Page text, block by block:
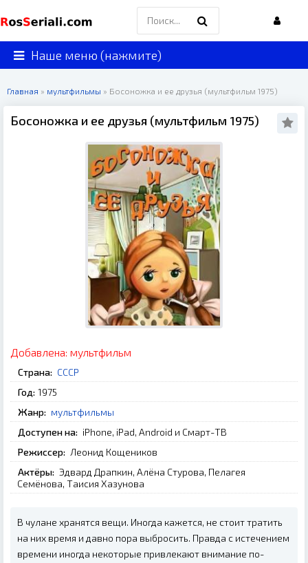
Наше меню (нажмите)
Главная » мультфильмы » Босоножка и ее друзья (мультфильм 1975)
Босоножка и ее друзья (мультфильм 1975)
Добавлена: мультфильм
Страна: СССР
Год: 1975
Жанр: мультфильмы
Доступен на: iPhone, iPad, Android и Смарт-ТВ
Режиссер: Леонид Кощеников
Актёры: Эдвард Драпкин, Алёна Стурова, Пелагея
Семёнова, Таисия Хазунова
В чулане хранятся вещи. Иногда кажется, не стоит тратить
на них время и давно пора выбросить. Правда с истечением
времени иногда некоторые привлекают внимание по-